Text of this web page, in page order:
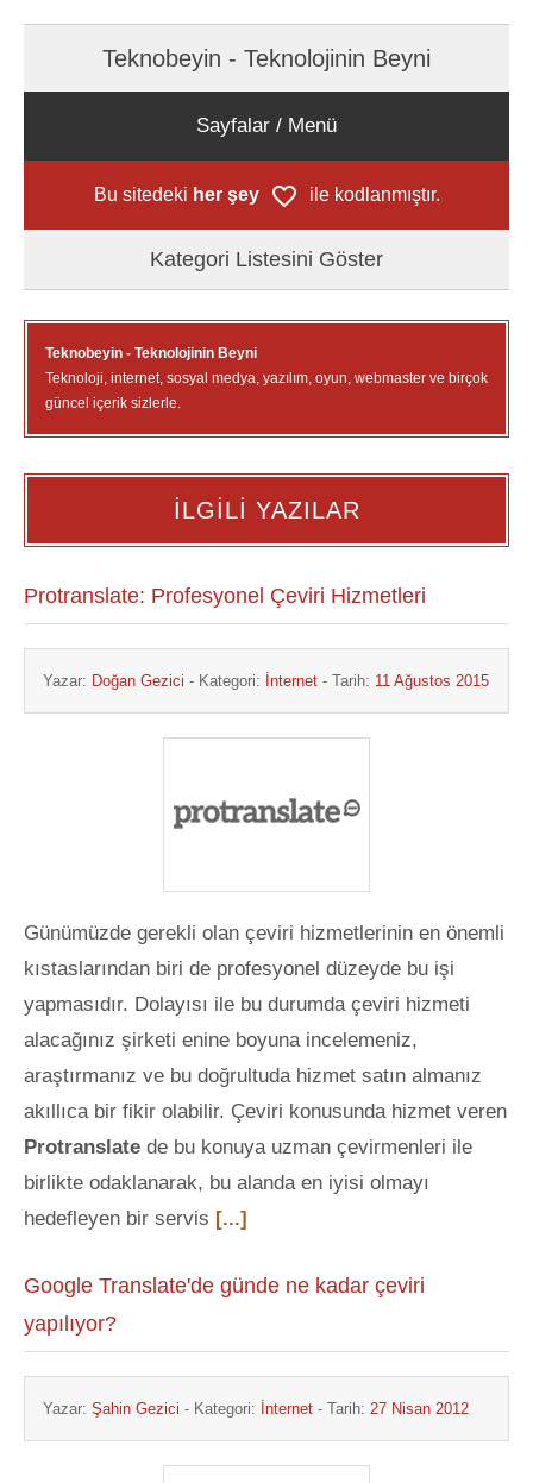
Teknobeyin - Teknolojinin Beyni
Sayfalar / Menü
Bu sitedeki her şey ile kodlanmıştır.
Kategori Listesini Göster
Teknobeyin - Teknolojinin Beyni
Teknoloji, internet, sosyal medya, yazılım, oyun, webmaster ve birçok
güncel içerik sizlerle.
İLGİLİ YAZILAR
Protranslate: Profesyonel Çeviri Hizmetleri
Yazar: Doğan Gezici - Kategori: İnternet - Tarih: 11 Ağustos 2015
Günümüzde gerekli olan çeviri hizmetlerinin en önemli
kıstaslarından biri de profesyonel düzeyde bu işi
yapmasıdır. Dolayısı ile bu durumda çeviri hizmeti
alacağınız şirketi enine boyuna incelemeniz,
araştırmanız ve bu doğrultuda hizmet satın almanız
akıllıca bir fikir olabilir. Çeviri konusunda hizmet veren
Protranslate de bu konuya uzman çevirmenleri ile
birlikte odaklanarak, bu alanda en iyisi olmayı
hedefleyen bir servis [...]
Google Translate'de günde ne kadar çeviri
yapılıyor?
Yazar: Şahin Gezici - Kategori: İnternet - Tarih: 27 Nisan 2012